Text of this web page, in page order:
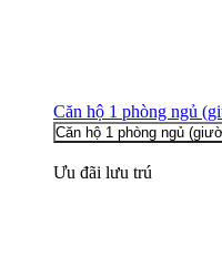
Căn hộ 1 phòng ngủ
Căn hộ 1 phòng ngủ
Ưu đãi lưu trú